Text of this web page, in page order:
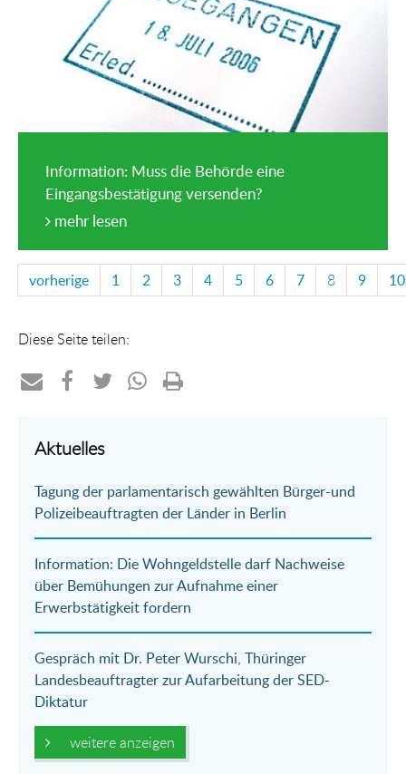
Information: Muss die Behörde eine
Eingangsbestätigung versenden?
mehr lesen
vorherige 1 2 3 4 5 6 7 8 9 10
Diese Seite teilen:
per
Mail
auf
Aktuelles
Tagung der parlamentarisch gewählten Bürger-und
Polizeibeauftragten der Länder in Berlin
Information: Die Wohngeldstelle darf Nachweise
über Bemühungen zur Aufnahme einer
Erwerbstätigkeit fordern
Gespräch mit Dr. Peter Wurschi, Thüringer
Landesbeauftragter zur Aufarbeitung der SED-
Diktatur
weitere anzeigen